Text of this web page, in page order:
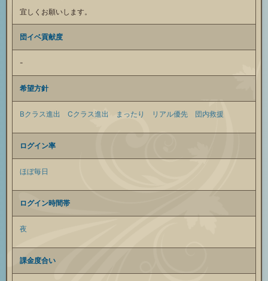
宜しくお願いします。
団イベ貢献度
-
希望方針
Bクラス進出 Cクラス進出 まったり リアル優先 団内救援
ログイン率
ほぼ毎日
ログイン時間帯
夜
課金度合い